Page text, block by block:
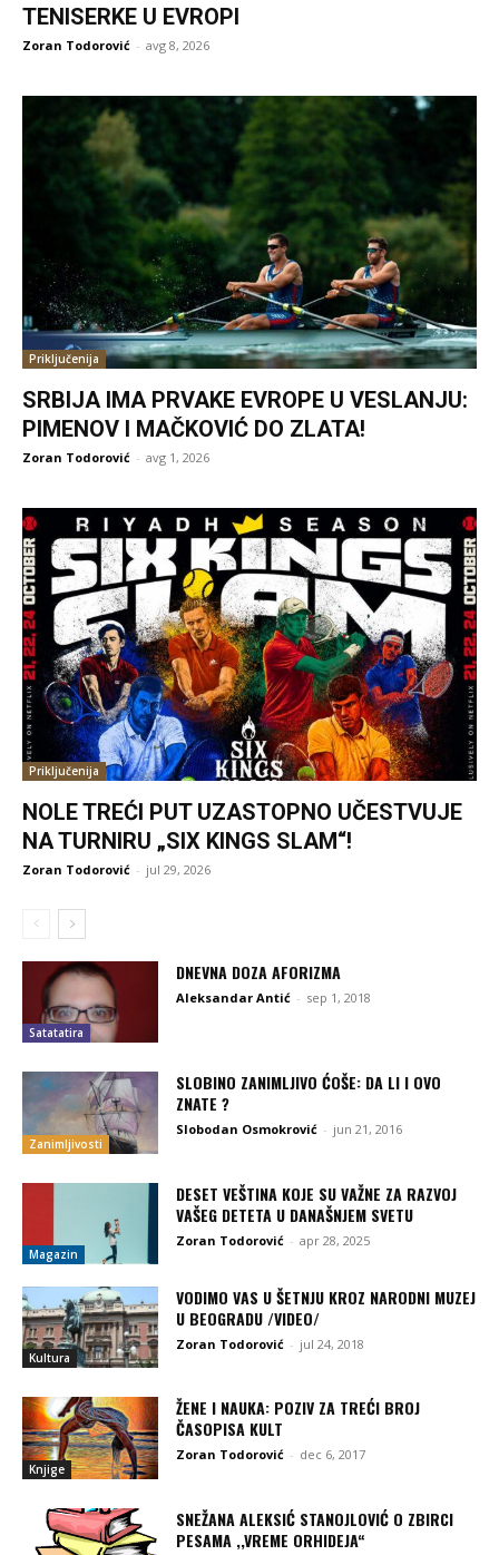
TENISERKE U EVROPI
Zoran Todorović - avg 8, 2026
Priključenija
SRBIJA IMA PRVAKE EVROPE U VESLANJU:
PIMENOV I MAČKOVIĆ DO ZLATA!
Zoran Todorović - avg 1, 2026
Priključenija
NOLE TREĆI PUT UZASTOPNO UČESTVUJE
NA TURNIRU „SIX KINGS SLAM“!
Zoran Todorović - jul 29, 2026
Satatatira
DNEVNA DOZA AFORIZMA
Aleksandar Antić - sep 1, 2018
Zanimljivosti
SLOBINO ZANIMLJIVO ĆOŠE: DA LI I OVO
ZNATE ?
Slobodan Osmokrović - jun 21, 2016
Magazin
DESET VEŠTINA KOJE SU VAŽNE ZA RAZVOJ
VAŠEG DETETA U DANAŠNJEM SVETU
Zoran Todorović - apr 28, 2025
Kultura
VODIMO VAS U ŠETNJU KROZ NARODNI MUZEJ
U BEOGRADU /VIDEO/
Zoran Todorović - jul 24, 2018
Knjige
ŽENE I NAUKA: POZIV ZA TREĆI BROJ
ČASOPISA KULT
Zoran Todorović - dec 6, 2017
SNEŽANA ALEKSIĆ STANOJLOVIĆ O ZBIRCI
PESAMA ,,VREME ORHIDEJA“